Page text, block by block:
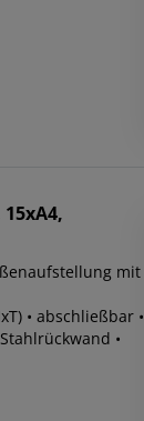
15xA4,
mit
• abschließbar •
•